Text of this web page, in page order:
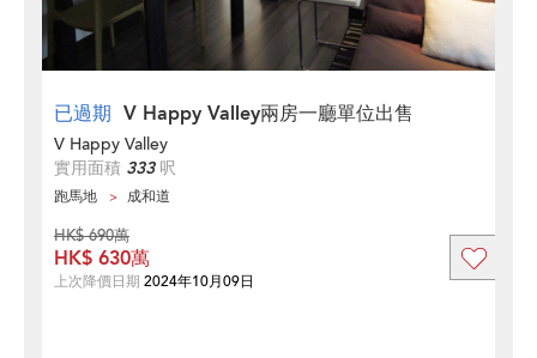
已過期 V Happy Valley兩房一廳單位出售
V Happy Valley
實用面積 333呎
跑馬地 成和道
HK$ 690萬
HK$ 630萬
上次降價日期 2024年10月09日